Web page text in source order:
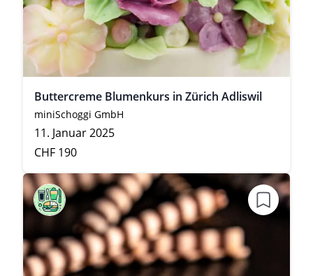
Buttercreme Blumenkurs in Zürich Adliswil
miniSchoggi GmbH
11. Januar 2025
CHF 190